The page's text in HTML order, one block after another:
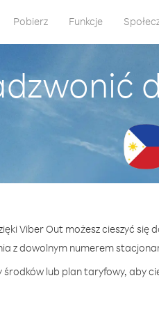
Pobierz Funkcje
Viber Out możesz cieszyć się
z dowolnym numerem
środków lub plan taryfowy, aby